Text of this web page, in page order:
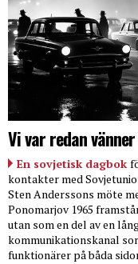
Vi var redan vänner
En sovjetisk dagbok
kontakter med
Sten Anderssons möte
Ponomarjov 1965
utan som en del av en
kommunikationskanal
funktionärer på båda